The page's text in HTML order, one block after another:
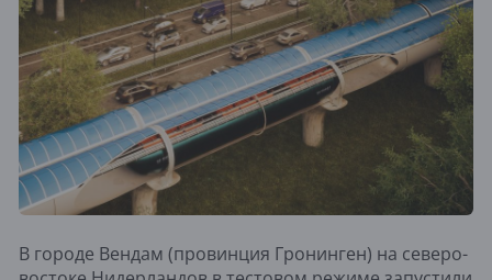
В городе Вендам (провинция Гронинген) на северо-